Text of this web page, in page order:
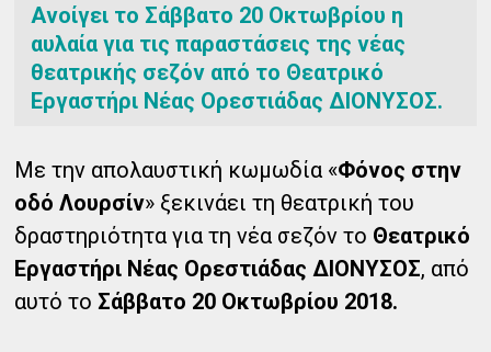
Ανοίγει το Σάββατο 20 Οκτωβρίου η
αυλαία για τις παραστάσεις της νέας
θεατρικής σεζόν από το Θεατρικό
Εργαστήρι Νέας Ορεστιάδας ΔΙΟΝΥΣΟΣ.
Με την απολαυστική κωμωδία «Φόνος στην
οδό Λουρσίν» ξεκινάει τη θεατρική του
δραστηριότητα για τη νέα σεζόν το Θεατρικό
Εργαστήρι Νέας Ορεστιάδας ΔΙΟΝΥΣΟΣ, από
αυτό τοΣάββατο 20 Οκτωβρίου 2018.